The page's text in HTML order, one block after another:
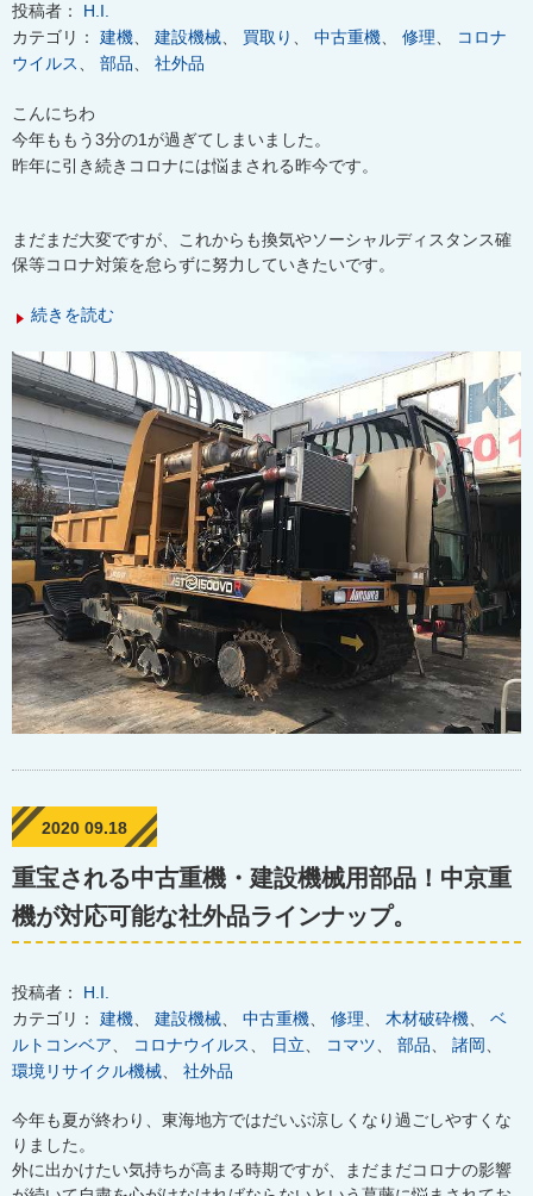
投稿者： H.I.
カテゴリ： 建機 建設機械 買取り 中古重機 修理
コロナ
ウイルス
部品 社外品
こんにちわ
今年ももう3分の1が過ぎてしまいました。
昨年に引き続きコロナには悩まされる昨今です。
まだまだ大変ですが、これからも換気やソーシャルディスタンス確
保等コロナ対策を怠らずに努力していきたいです。
続きを読む
2020 09.18
重宝される中古重機・建設機械用部品！中京重
機が対応可能な社外品ラインナップ。
投稿者： H.I.
カテゴリ： 建機 建設機械 中古重機 修理 木材破砕機
ベ
ルトコンベア
コロナウイルス 日立 コマツ 部品 諸岡
環境リサイクル機械
社外品
今年も夏が終わり、東海地方ではだいぶ涼しくなり過ごしやすくな
りました。
外に出かけたい気持ちが高まる時期ですが、まだまだコロナの影響